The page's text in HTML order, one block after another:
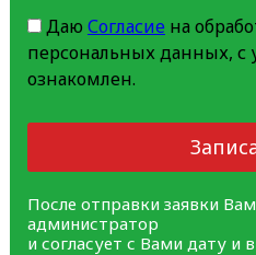
Даю Согласиена
персональных данных, с
ознакомлен.
После отправки заявки
администратор
и согласует с Вами дату и